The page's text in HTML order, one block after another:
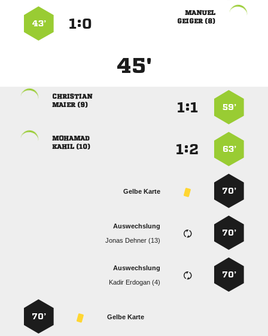

 
:
43’
45'
59’
:

 
63’
:

 
70’
Gelbe Karte
70’
Auswechslung
  
70’
Auswechslung
  
Gelbe Karte
70’